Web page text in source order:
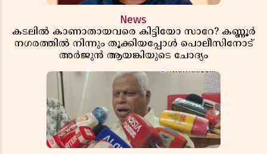
News
കടലിൽ കാണാതായവരെ കിട്ടിയോ സാറേ? കണ്ണൂർ
നഗരത്തിൽ നിന്നും തൂക്കിയപ്പോൾ പൊലീസിനോട്
അർജുൻ ആയങ്കിയുടെ ചോദ്യം